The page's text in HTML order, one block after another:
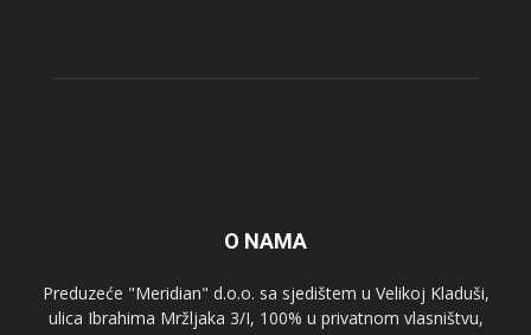
O NAMA
Preduzeće "Meridian" d.o.o. sa sjedištem u Velikoj Kladuši,
ulica Ibrahima Mržljaka 3/I, 100% u privatnom vlasništvu,